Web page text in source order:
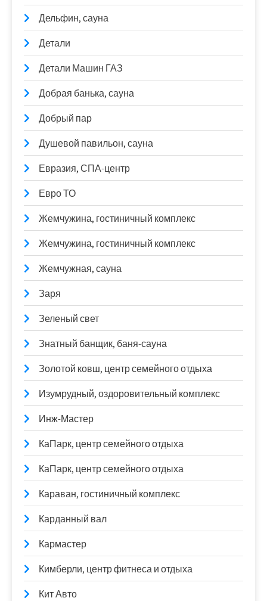
Дельфин, сауна
Детали
Детали Машин ГАЗ
Добрая банька, сауна
Добрый пар
Душевой павильон, сауна
Евразия, СПА-центр
Евро ТО
Жемчужина, гостиничный комплекс
Жемчужина, гостиничный комплекс
Жемчужная, сауна
Заря
Зеленый свет
Знатный банщик, баня-сауна
Золотой ковш, центр семейного отдыха
Изумрудный, оздоровительный комплекс
Инж-Мастер
КаПарк, центр семейного отдыха
КаПарк, центр семейного отдыха
Караван, гостиничный комплекс
Карданный вал
Кармастер
Кимберли, центр фитнеса и отдыха
Кит Авто